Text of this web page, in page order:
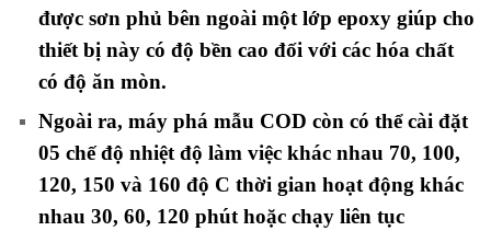
được sơn phủ bên ngoài một lớp epoxy giúp cho
thiết bị này có độ bền cao đối với các hóa chất
có độ ăn mòn.
Ngoài ra, máy phá mẫu COD còn có thể cài đặt
05 chế độ nhiệt độ làm việc khác nhau 70, 100,
120, 150 và 160 độ C thời gian hoạt động khác
nhau 30, 60, 120 phút hoặc chạy liên tục